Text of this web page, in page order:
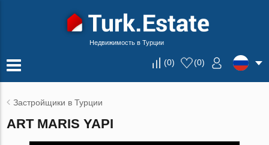
Недвижимость в Турции
(0) (0)
Застройщики в Турции
ART MARIS YAPI